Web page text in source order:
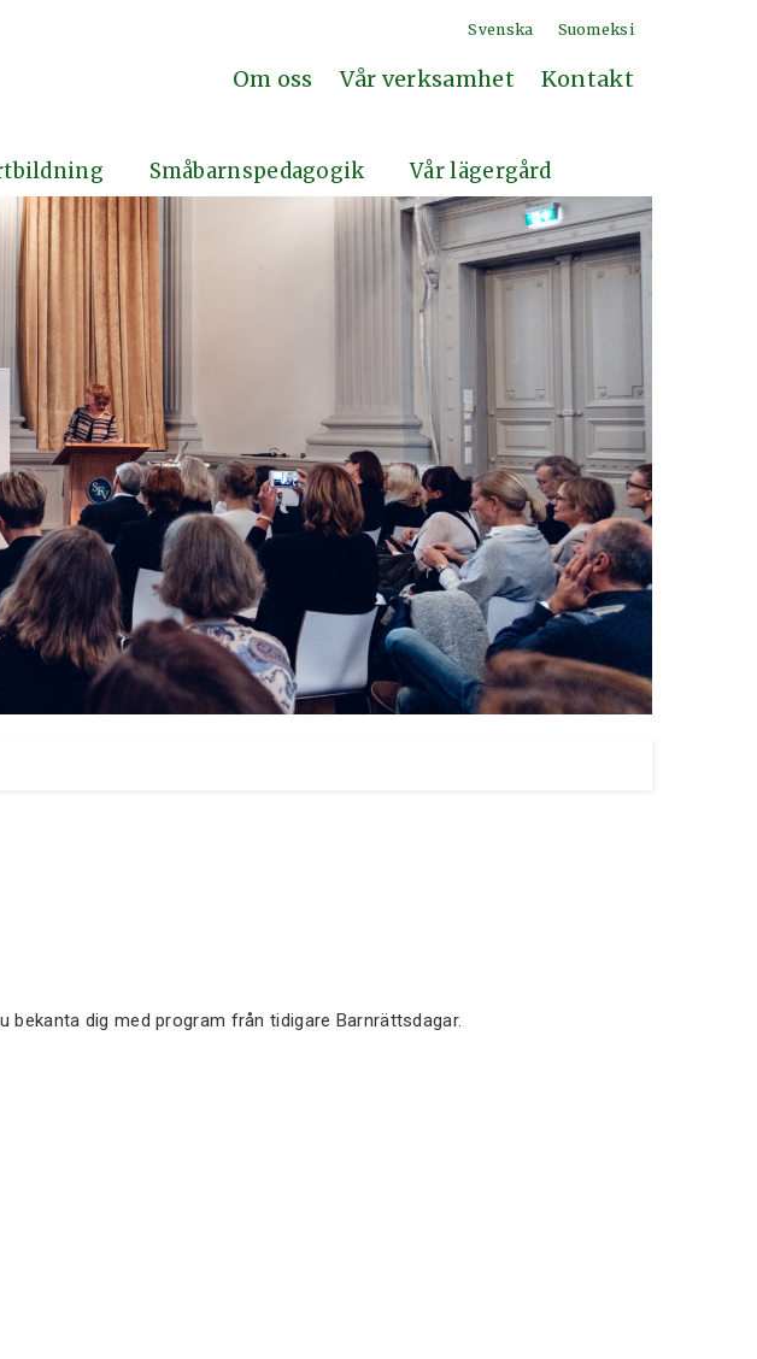
Svenska Suomeksi
Om oss Vår verksamhet Kontakt
Småbarnspedagogik Vår lägergård
bekanta dig med program från tidigare Barnrättsdagar.